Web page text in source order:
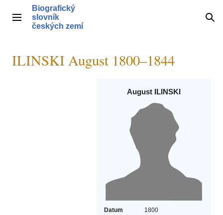
obsahHlavní menu
Biografický
slovník
českých zemí
ILINSKI August 1800–1844
August ILINSKI
Datum
1800